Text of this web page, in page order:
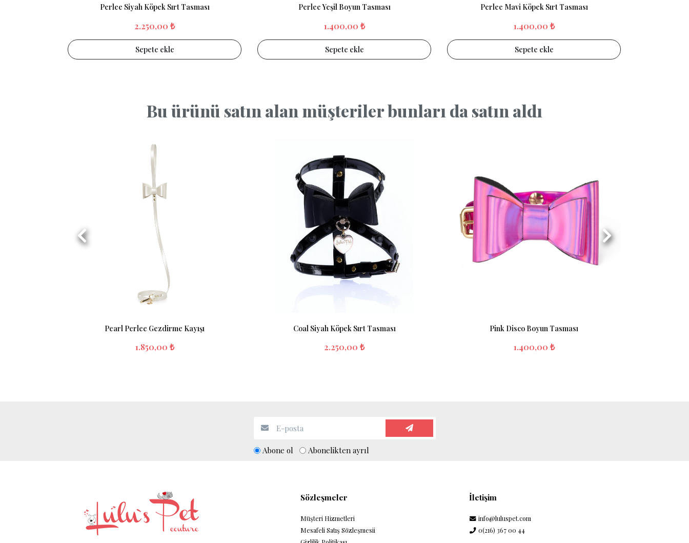
Perlee Siyah Köpek Sırt Tasması
2.250,00 ₺
Sepete ekle
Perlee Yeşil Boyun Tasması
1.400,00 ₺
Sepete ekle
Perlee Mavi Köpek Sırt Tasması
1.400,00 ₺
Sepete ekle
Bu ürünü satın alan müşteriler bunları da satın aldı
Pearl Perlee Gezdirme Kayışı
1.850,00 ₺
Coal Siyah Köpek Sırt Tasması
2.250,00 ₺
Pink Disco Boyun Tasması
1.400,00 ₺
Abone ol Abonelikten ayrıl
Sözleşmeler
Müşteri Hizmetleri
Mesafeli Satış Sözleşmesii
İletişim
info@luluspet.com
0(216) 367 00 44